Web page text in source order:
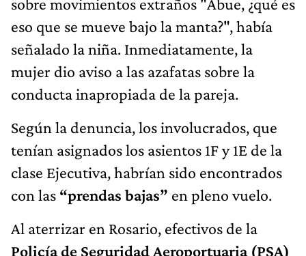
eso que se mueve bajo la manta?", había
señalado la niña. Inmediatamente, la
mujer dio aviso a las azafatas sobre la
conducta inapropiada de la pareja.
Según la denuncia, los involucrados, que
tenían asignados los asientos 1F y 1E de la
clase Ejecutiva, habrían sido encontrados
con las “prendas bajas” en pleno vuelo.
Al aterrizar en Rosario, efectivos de la
Policía de Seguridad Aeroportuaria (PSA)